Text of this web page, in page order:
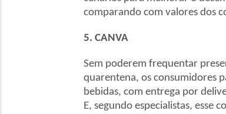
comparando com valores dos
5. CANVA
Sem poderem frequentar
quarentena, os consumidores
bebidas, com entrega por
E, segundo especialistas, esse